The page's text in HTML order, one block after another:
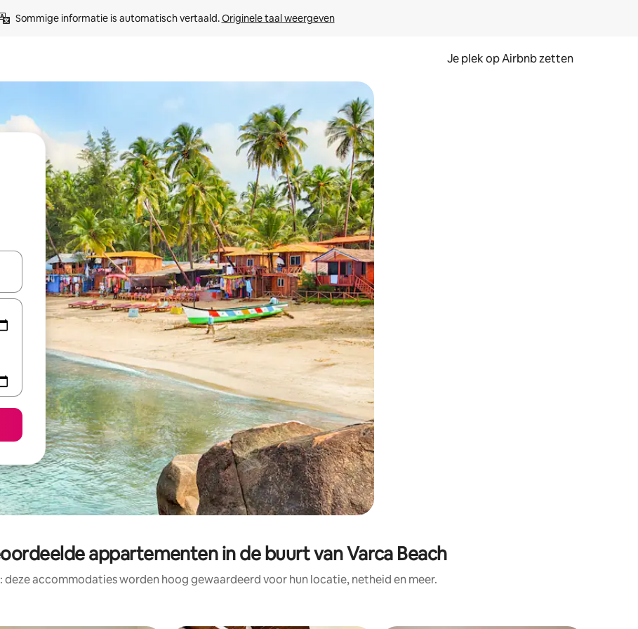
Sommige informatie is automatisch vertaald. Originele taal weergeven
Je plek op Airbnb zetten
keuze met je de pijltjestoetsen omhoog en omlaag, óf door te tikken of swipen.
appartementen in de buurt van Varca Beach
deze accommodaties worden hoog gewaardeerd voor hun locatie, netheid en meer.